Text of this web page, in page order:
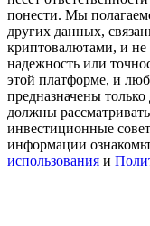
Precious Metals
Trade Gold &
USDT New User
USDT Flexible
понести. Мы
других данных,
криптовалютами, и не
надежность или
этой платформе, и
предназначены
должны
инвестиционные
информации
использования и